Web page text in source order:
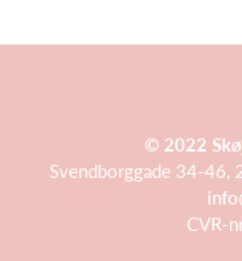
© 2022
Svendborggade 34-46,
CVR-